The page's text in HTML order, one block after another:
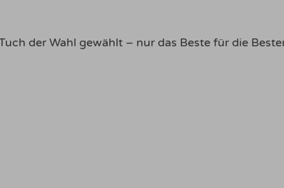
der Wahl gewählt – nur das Beste für die